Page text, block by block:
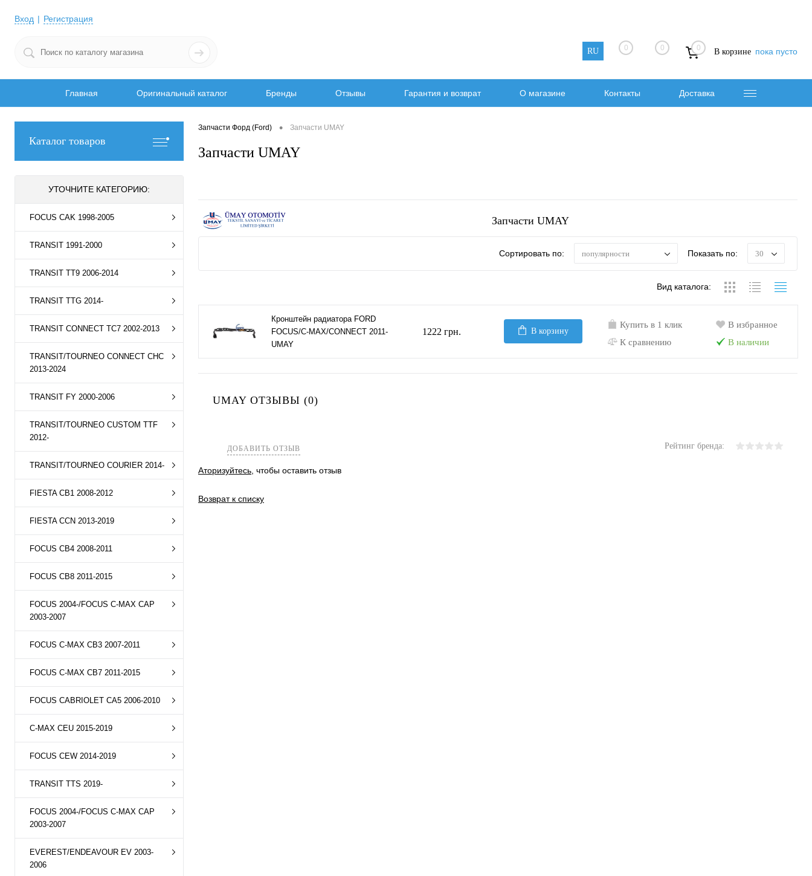
Вход Регистрация
RU 0 0 0 В корзине пока пусто
Главная Оригинальный каталог Бренды Отзывы Гарантия и возврат О магазине Контакты Доставка
Каталог товаров
УТОЧНИТЕ КАТЕГОРИЮ:
FOCUS CAK 1998-2005
TRANSIT 1991-2000
TRANSIT TT9 2006-2014
TRANSIT TTG 2014-
TRANSIT CONNECT TC7 2002-2013
TRANSIT/TOURNEO CONNECT CHC
2013-2024
TRANSIT FY 2000-2006
TRANSIT/TOURNEO CUSTOM TTF
2012-
TRANSIT/TOURNEO COURIER 2014-
FIESTA CB1 2008-2012
FIESTA CCN 2013-2019
FOCUS CB4 2008-2011
FOCUS CB8 2011-2015
FOCUS 2004-/FOCUS C-MAX CAP
2003-2007
FOCUS C-MAX CB3 2007-2011
FOCUS C-MAX CB7 2011-2015
FOCUS CABRIOLET CA5 2006-2010
C-MAX CEU 2015-2019
FOCUS CEW 2014-2019
TRANSIT TTS 2019-
FOCUS 2004-/FOCUS C-MAX CAP
2003-2007
EVEREST/ENDEAVOUR EV 2003-
2006
Запчасти Форд (Ford) • Запчасти UMAY
Запчасти UMAY
Запчасти UMAY
Сортировать по: популярности Показать по: 30
Вид каталога:
Кронштейн радиатора FORD
FOCUS/C-MAX/CONNECT 2011-
UMAY
1222 грн. В корзину
Купить в 1 клик
К сравнению
В избранное
В наличии
UMAY ОТЗЫВЫ (0)
ДОБАВИТЬ ОТЗЫВ Рейтинг бренда:
Аторизуйтесь, чтобы оставить отзыв
Возврат к списку